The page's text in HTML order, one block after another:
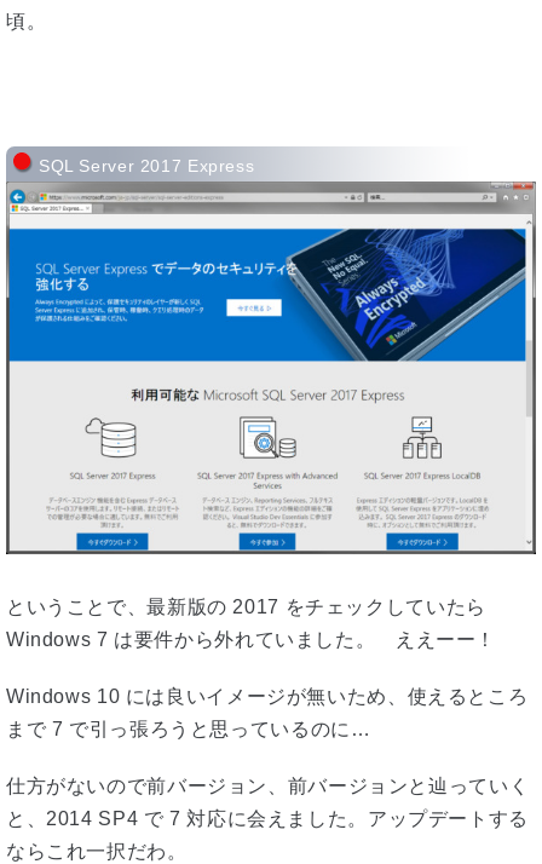
頃。
SQL Server 2017 Express
ということで、最新版の 2017 をチェックしていたら
Windows 7 は要件から外れていました。 ええーー！
Windows 10 には良いイメージが無いため、使えるところ
まで 7 で引っ張ろうと思っているのに…
仕方がないので前バージョン、前バージョンと辿っていく
と、2014 SP4 で 7 対応に会えました。アップデートする
ならこれ一択だわ。